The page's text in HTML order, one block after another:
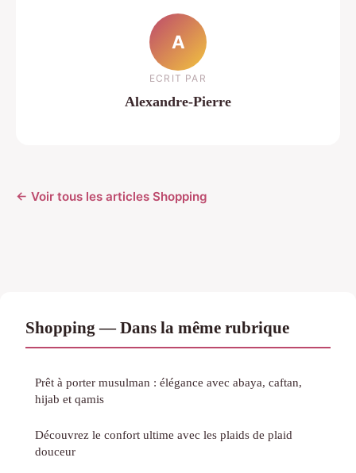
A
ECRIT PAR
Alexandre-Pierre
← Voir tous les articles Shopping
Shopping — Dans la même rubrique
Prêt à porter musulman : élégance avec abaya, caftan,
hijab et qamis
Découvrez le confort ultime avec les plaids de plaid
douceur